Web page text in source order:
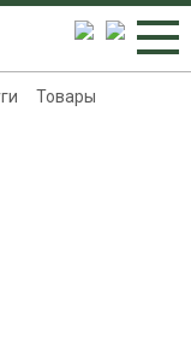
Товары